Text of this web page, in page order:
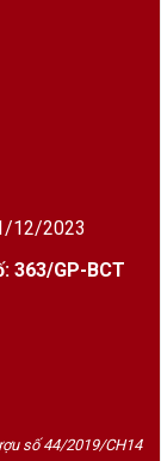
12/2023
363/GP-BCT
số 44/2019/CH14